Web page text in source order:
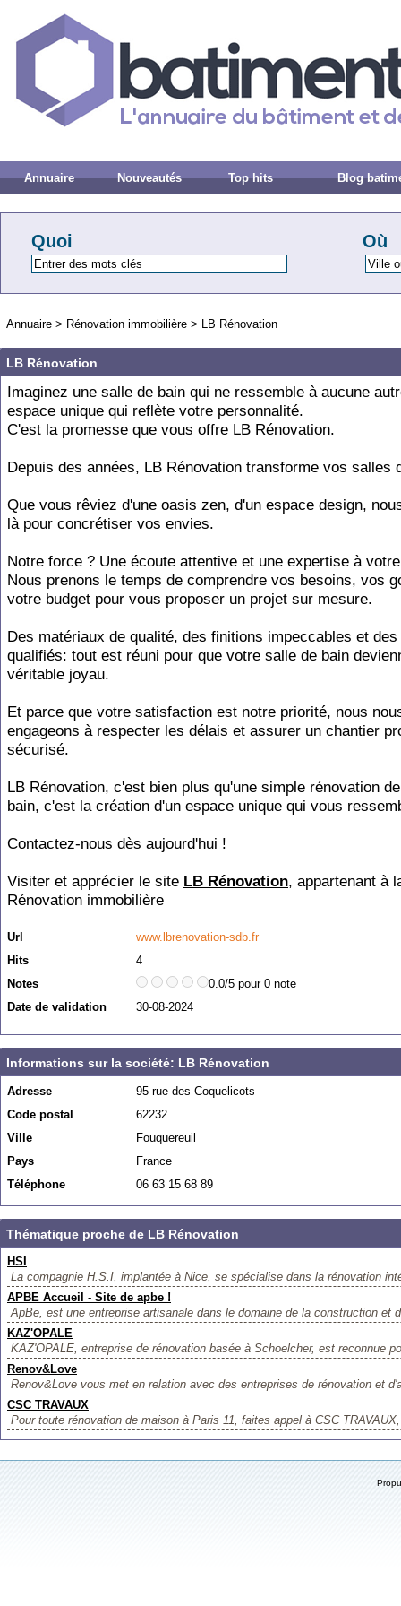
Annuaire Nouveautés Top hits Blog
Quoi Où
Annuaire > Rénovation immobilière > LB Rénovation
LB Rénovation
Imaginez une salle de bain qui ne ressemble à aucune
espace unique qui reflète votre personnalité.
C'est la promesse que vous offre LB Rénovation.
Depuis des années, LB Rénovation transforme vos salles
Que vous rêviez d'une oasis zen, d'un espace design,
là pour concrétiser vos envies.
Notre force ? Une écoute attentive et une expertise à
Nous prenons le temps de comprendre vos besoins, vos
votre budget pour vous proposer un projet sur mesure.
Des matériaux de qualité, des finitions impeccables et
qualifiés: tout est réuni pour que votre salle de bain
véritable joyau.
Et parce que votre satisfaction est notre priorité, nous
engageons à respecter les délais et assurer un chantier
sécurisé.
LB Rénovation, c'est bien plus qu'une simple rénovation
bain, c'est la création d'un espace unique qui vous
Contactez-nous dès aujourd'hui !
Visiter et apprécier le site LB Rénovation, appartenant à
Rénovation immobilière
Url
www.lbrenovation-sdb.fr
Hits
4
Notes
0.0/5 pour 0 note
Date de validation
30-08-2024
Informations sur la société: LB Rénovation
Adresse
95 rue des Coquelicots
Code postal
62232
Ville
Fouquereuil
Pays
France
Téléphone
06 63 15 68 89
Thématique proche de LB Rénovation
HSI
La compagnie H.S.I, implantée à Nice, se spécialise dans la rénovation
APBE Accueil - Site de apbe !
ApBe, est une entreprise artisanale dans le domaine de la construction et
KAZ'OPALE
KAZ'OPALE, entreprise de rénovation basée à Schoelcher, est reconnue
Renov&Love
Renov&Love vous met en relation avec des entreprises de rénovation et
CSC TRAVAUX
Pour toute rénovation de maison à Paris 11, faites appel à CSC